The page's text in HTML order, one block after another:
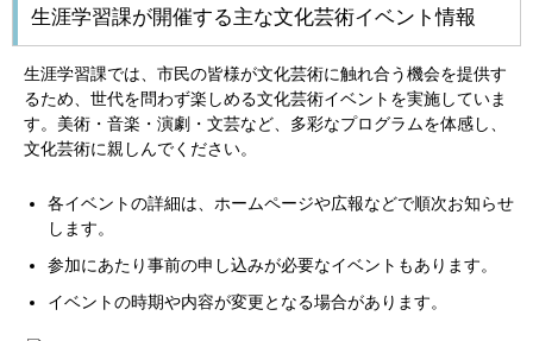
生涯学習課が開催する主な文化芸術イベント情報
生涯学習課では、市民の皆様が文化芸術に触れ合う機会を提供す
るため、世代を問わず楽しめる文化芸術イベントを実施していま
す。美術・音楽・演劇・文芸など、多彩なプログラムを体感し、
文化芸術に親しんでください。
各イベントの詳細は、ホームページや広報などで順次お知らせ
します。
参加にあたり事前の申し込みが必要なイベントもあります。
イベントの時期や内容が変更となる場合があります。